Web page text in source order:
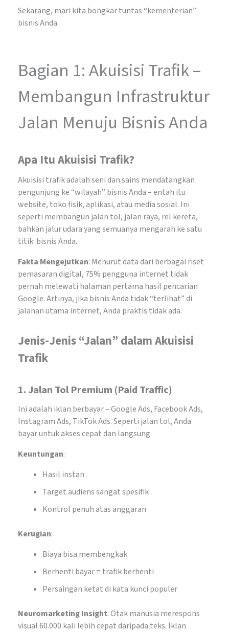
Sekarang, mari kita bongkar tuntas “kementerian”
bisnis Anda.
Bagian 1: Akuisisi Trafik –
Membangun Infrastruktur
Jalan Menuju Bisnis Anda
Apa Itu Akuisisi Trafik?
Akuisisi trafik adalah seni dan sains mendatangkan
pengunjung ke “wilayah” bisnis Anda – entah itu
website, toko fisik, aplikasi, atau media sosial. Ini
seperti membangun jalan tol, jalan raya, rel kereta,
bahkan jalur udara yang semuanya mengarah ke satu
titik: bisnis Anda.
Fakta Mengejutkan: Menurut data dari berbagai riset
pemasaran digital, 75% pengguna internet tidak
pernah melewati halaman pertama hasil pencarian
Google. Artinya, jika bisnis Anda tidak “terlihat” di
jalanan utama internet, Anda praktis tidak ada.
Jenis-Jenis “Jalan” dalam Akuisisi
Trafik
1. Jalan Tol Premium (Paid Traffic)
Ini adalah iklan berbayar – Google Ads, Facebook Ads,
Instagram Ads, TikTok Ads. Seperti jalan tol, Anda
bayar untuk akses cepat dan langsung.
Keuntungan:
Hasil instan
Target audiens sangat spesifik
Kontrol penuh atas anggaran
Kerugian:
Biaya bisa membengkak
Berhenti bayar = trafik berhenti
Persaingan ketat di kata kunci populer
Neuromarketing Insight: Otak manusia merespons
visual 60.000 kali lebih cepat daripada teks. Iklan